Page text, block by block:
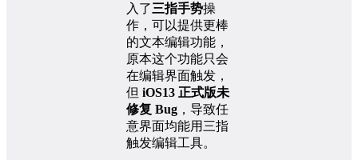
入了三指手势操
作，可以提供更棒
的文本编辑功能，
原本这个功能只会
在编辑界面触发，
但 iOS13 正式版未
修复 Bug ，导致任
意界面均能用三指
触发编辑工具。